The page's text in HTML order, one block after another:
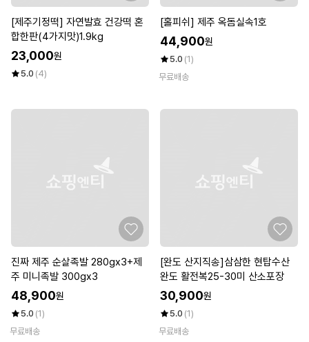
[제주기정떡] 자연발효 건강떡 혼
합한판(4가지맛)1.9kg
23,000원
5.0 (4)
[홀피쉬] 제주 옥돔실속1호
44,900원
5.0 (1)
무료배송
진짜 제주 순살족발 280gx3+제
주 미니족발 300gx3
48,900원
5.0 (1)
무료배송
[완도 산지직송]삼삼한 현탑수산
완도 활전복25-30미 산소포장
30,900원
5.0 (1)
무료배송